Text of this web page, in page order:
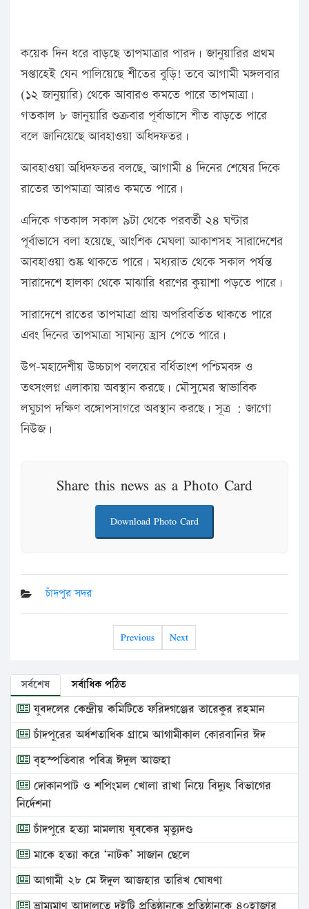
কয়েক দিন ধরে বাড়ছে তাপমাত্রার পারদ। জানুয়ারির প্রথম
সপ্তাহেই যেন পালিয়েছে শীতের বুড়ি! তবে আগামী মঙ্গলবার
(১২ জানুয়ারি) থেকে আবারও কমতে পারে তাপমাত্রা।
গতকাল ৮ জানুয়ারি শুক্রবার পূর্বাভাসে শীত বাড়তে পারে
বলে জানিয়েছে আবহাওয়া অধিদফতর।
আবহাওয়া অধিদফতর বলছে, আগামী ৪ দিনের শেষের দিকে
রাতের তাপমাত্রা আরও কমতে পারে।
এদিকে গতকাল সকাল ৯টা থেকে পরবর্তী ২৪ ঘণ্টার
পূর্বাভাসে বলা হয়েছে, আংশিক মেঘলা আকাশসহ সারাদেশের
আবহাওয়া শুষ্ক থাকতে পারে। মধ্যরাত থেকে সকাল পর্যন্ত
সারাদেশে হালকা থেকে মাঝারি ধরণের কুয়াশা পড়তে পারে।
সারাদেশে রাতের তাপমাত্রা প্রায় অপরিবর্তিত থাকতে পারে
এবং দিনের তাপমাত্রা সামান্য হ্রাস পেতে পারে।
উপ-মহাদেশীয় উচ্চচাপ বলয়ের বর্ধিতাংশ পশ্চিমবঙ্গ ও
তৎসংলগ্ন এলাকায় অবস্থান করছে। মৌসুমের স্বাভাবিক
লঘুচাপ দক্ষিণ বঙ্গোপসাগরে অবস্থান করছে। সূত্র : জাগো
নিউজ।
Share this news as a Photo Card
Download Photo Card
চাঁদপুর সদর
Previous Next
সর্বশেষ সর্বাধিক পঠিত
যুবদলের কেন্দ্রীয় কমিটিতে ফরিদগঞ্জের তারেকুর রহমান
চাঁদপুরের অর্ধশতাধিক গ্রামে আগামীকাল কোরবানির ঈদ
বৃহস্পতিবার পবিত্র ঈদুল আজহা
দোকানপাট ও শপিংমল খোলা রাখা নিয়ে বিদ্যুৎ বিভাগের
নির্দেশনা
চাঁদপুরে হত্যা মামলায় যুবকের মৃত্যুদণ্ড
মাকে হত্যা করে ‘নাটক’ সাজান ছেলে
আগামী ২৮ মে ঈদুল আজহার তারিখ ঘোষণা